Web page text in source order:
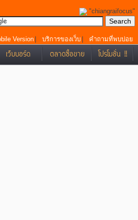
"chiangraifocus"
Version บริการของเว็บ คำถามที่พบบ่อย
เว็บบอร์ด ตลาดซื้อขาย โปรโมชั่น !!